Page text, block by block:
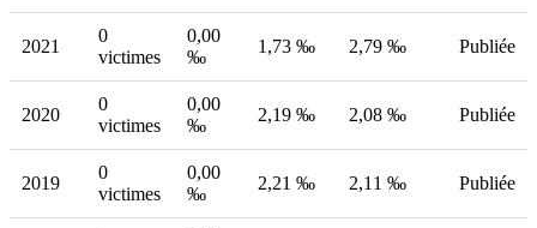
2021
0
victimes
0,00
‰
1,73 ‰ 2,79 ‰ Publiée
2020
0
victimes
0,00
‰
2,19 ‰ 2,08 ‰ Publiée
2019
0
victimes
0,00
‰
2,21 ‰ 2,11 ‰ Publiée